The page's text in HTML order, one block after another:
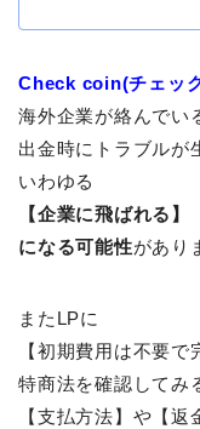
Check coin(チェッ
海外企業が絡んでい
出金時にトラブルが
いわゆる
【企業に飛ばれる
になる可能性があり
またLPに
【初期費用は不要
特商法を確認してみ
【支払方法】や【